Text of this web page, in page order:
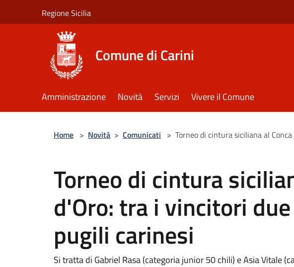
Regione Sicilia
Comune di Carini
Amministrazione Novità Servizi Vivere il Comune
Home > Novità > Comunicati > Torneo di cintura siciliana al
Torneo di cintura
d'Oro: tra i vincitori
pugili carinesi
Si tratta di Gabriel Rasa (categoria junior 50 chili) e Asia Vitale